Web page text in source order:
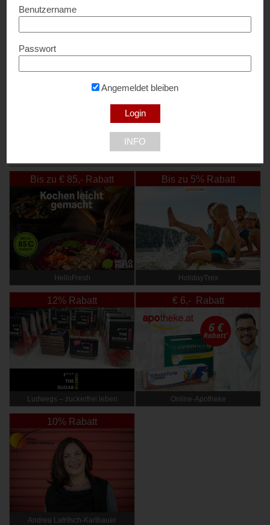
Bis zu € 85,- Rabatt
HelloFresh
Bis zu 5% Rabatt
HolidayTrex
12% Rabatt
Ludwegs – zuckerfrei leben
€ 6,- Rabatt
Online‑Apotheke
10% Rabatt
Andrea Latritsch-Karlbauer
Benutzername
Passwort
Angemeldet bleiben
INFO